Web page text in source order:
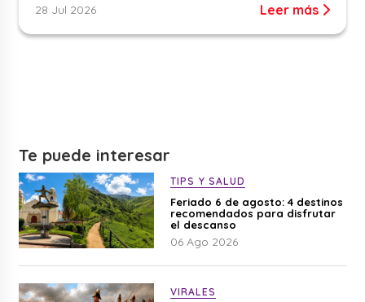
28 Jul 2026 Leer más
Te puede interesar
TIPS Y SALUD
Feriado 6 de agosto: 4 destinos
recomendados para disfrutar
el descanso
06 Ago 2026
VIRALES